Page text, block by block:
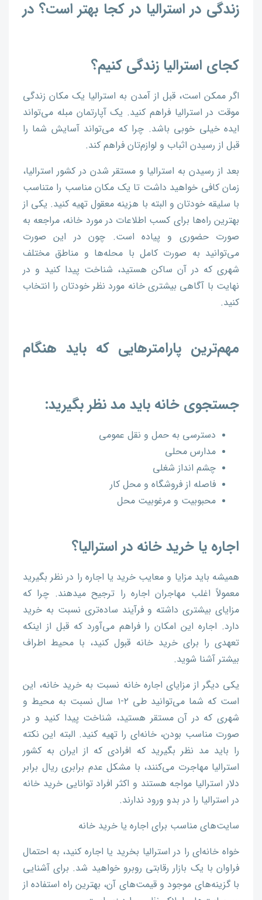
زندگی در استرالیا در کجا بهتر است؟ در
کجای استرالیا زندگی کنیم؟
اگر ممکن است، قبل از آمدن به استرالیا یک مکان زندگی
موقت در استرالیا فراهم کنید. یک آپارتمان مبله می‌تواند
ایده خیلی خوبی باشد. چرا که می‌تواند آسایش شما را
قبل از رسیدن اثباب و لوازم‌تان فراهم کند.
بعد از رسیدن به استرالیا و مستقر شدن در کشور استرالیا،
زمان کافی خواهید داشت تا یک مکان مناسب را متناسب
با سلیقه خودتان و البته با هزینه معقول تهیه کنید. یکی از
بهترین راه‌ها برای کسب اطلاعات در مورد خانه، مراجعه به
صورت حضوری و پیاده است. چون در این صورت
می‌توانید به صورت کامل با محله‌ها و مناطق مختلف
شهری که در آن ساکن هستید، شناخت پیدا کنید و در
نهایت با آگاهی بیشتری خانه مورد نظر خودتان را انتخاب
کنید.
مهم‌ترین پارامترهایی که باید هنگام
جستجوی خانه باید مد نظر بگیرید:
دسترسی به حمل و نقل عمومی
مدارس محلی
چشم انداز شغلی
فاصله از فروشگاه و محل کار
محبوبیت و مرغوبیت محل
اجاره یا خرید خانه در استرالیا؟
همیشه باید مزایا و معایب خرید یا اجاره را در نظر بگیرید
معمولاً اغلب مهاجران اجاره را ترجیح می­دهند. چرا که
مزایای بیشتری داشته و فرآیند ساده‌تری نسبت به خرید
دارد. اجاره این امکان را فراهم می‌آورد که قبل از اینکه
تعهدی را برای خرید خانه قبول کنید، با محیط اطراف
بیشتر آشنا شوید.
یکی دیگر از مزایای اجاره خانه نسبت به خرید خانه، این
است که شما می‌توانید طی ۲-۱ سال نسبت به محیط و
شهری که در آن مستقر هستید، شناخت پیدا کنید و در
صورت مناسب بودن، خانه‌ای را تهیه کنید. البته این نکته
را باید مد نظر بگیرید که افرادی که از ایران به کشور
استرالیا مهاجرت می‌کنند، با مشکل عدم برابری ریال برابر
دلار استرالیا مواجه هستند و اکثر افراد توانایی خرید خانه
در استرالیا را در بدو ورود ندارند.
سایت‌های مناسب برای اجاره یا خرید خانه
خواه خانه‌ای را در استرالیا بخرید یا اجاره کنید، به احتمال
فراوان با یک بازار رقابتی روبرو خواهید شد. برای آشنایی
با گزینه‌های موجود و قیمت‌های آن، بهترین راه استفاده از